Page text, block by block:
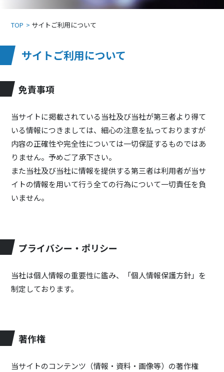
TOP サイトご利用について
サイトご利用について
免責事項
当サイトに掲載されている当社及び当社が第三者より得て
いる情報につきましては、細心の注意を払っておりますが
内容の正確性や完全性については一切保証するものではあ
りません。予めご了承下さい。
また当社及び当社に情報を提供する第三者は利用者が当サ
イトの情報を用いて行う全ての行為について一切責任を負
いません。
プライバシー・ポリシー
当社は個人情報の重要性に鑑み、「個人情報保護方針」を
制定しております。
著作権
当サイトのコンテンツ（情報・資料・画像等）の著作権